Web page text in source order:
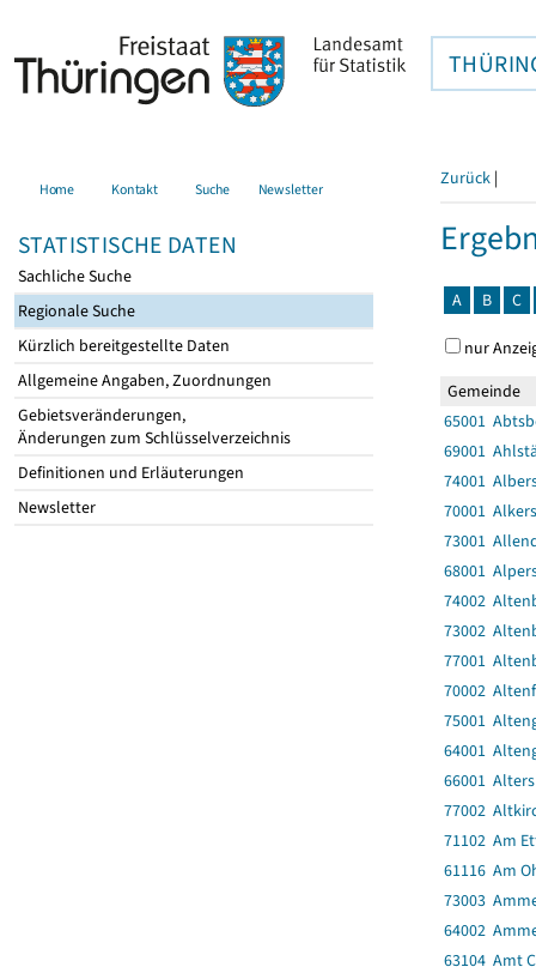
Home Kontakt Suche Newsletter
STATISTISCHE DATEN
Sachliche Suche
Regionale Suche
Kürzlich bereitgestellte Daten
Allgemeine Angaben, Zuordnungen
Gebietsveränderungen,
Änderungen zum Schlüsselverzeichnis
Definitionen und Erläuterungen
Newsletter
Zurück |
A B C
nur
Gemeinde
65001
69001
74001
70001
73001
68001
74002
73002
77001
70002
75001
64001
66001
77002
71102 Am
61116 Am
73003
64002
63104 Amt